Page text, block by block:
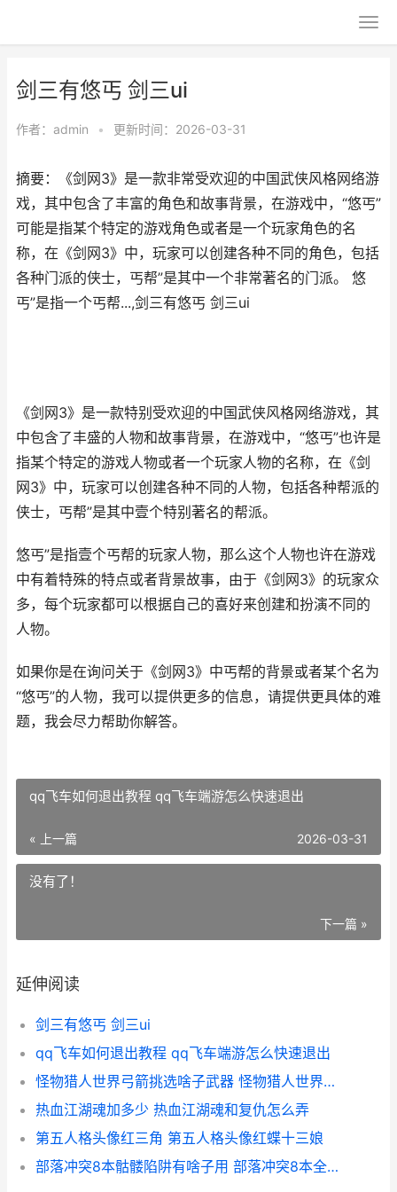
剑三有悠丐 剑三ui
作者： admin • 更新时间：2026-03-31
摘要：《剑网3》是一款非常受欢迎的中国武侠风格网络游
戏，其中包含了丰富的角色和故事背景，在游戏中，“悠丐”
可能是指某个特定的游戏角色或者是一个玩家角色的名
称，在《剑网3》中，玩家可以创建各种不同的角色，包括
各种门派的侠士，丐帮”是其中一个非常著名的门派。 悠
丐”是指一个丐帮...,剑三有悠丐 剑三ui
《剑网3》是一款特别受欢迎的中国武侠风格网络游戏，其
中包含了丰盛的人物和故事背景，在游戏中，“悠丐”也许是
指某个特定的游戏人物或者一个玩家人物的名称，在《剑
网3》中，玩家可以创建各种不同的人物，包括各种帮派的
侠士，丐帮”是其中壹个特别著名的帮派。
悠丐”是指壹个丐帮的玩家人物，那么这个人物也许在游戏
中有着特殊的特点或者背景故事，由于《剑网3》的玩家众
多，每个玩家都可以根据自己的喜好来创建和扮演不同的
人物。
如果你是在询问关于《剑网3》中丐帮的背景或者某个名为
“悠丐”的人物，我可以提供更多的信息，请提供更具体的难
题，我会尽力帮助你解答。
qq飞车如何退出教程 qq飞车端游怎么快速退出
« 上一篇 2026-03-31
没有了！
下一篇 »
延伸阅读
剑三有悠丐 剑三ui
qq飞车如何退出教程 qq飞车端游怎么快速退出
怪物猎人世界弓箭挑选啥子武器 怪物猎人世界弓箭怎么断尾
热血江湖魂加多少 热血江湖魂和复仇怎么弄
第五人格头像红三角 第五人格头像红蝶十三娘
部落冲突8本骷髅陷阱有啥子用 部落冲突8本全覆盖